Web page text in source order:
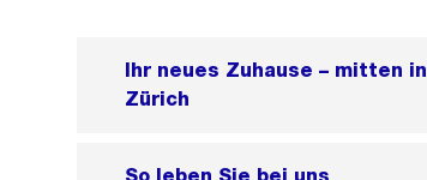
Ihr neues Zuhause – mitten in
Zürich